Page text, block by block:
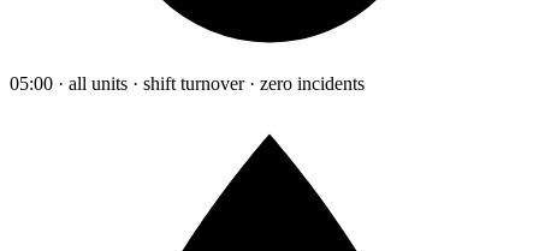
05:00 · all units · shift turnover · zero incidents